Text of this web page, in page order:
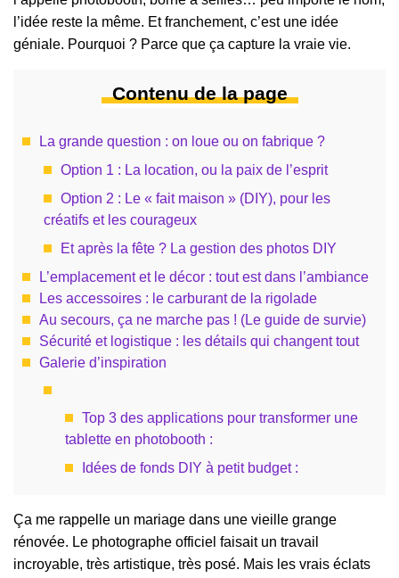
l’idée reste la même. Et franchement, c’est une idée
géniale. Pourquoi ? Parce que ça capture la vraie vie.
Contenu de la page
La grande question : on loue ou on fabrique ?
Option 1 : La location, ou la paix de l’esprit
Option 2 : Le « fait maison » (DIY), pour les
créatifs et les courageux
Et après la fête ? La gestion des photos DIY
L’emplacement et le décor : tout est dans l’ambiance
Les accessoires : le carburant de la rigolade
Au secours, ça ne marche pas ! (Le guide de survie)
Sécurité et logistique : les détails qui changent tout
Galerie d’inspiration
Top 3 des applications pour transformer une
tablette en photobooth :
Idées de fonds DIY à petit budget :
Ça me rappelle un mariage dans une vieille grange
rénovée. Le photographe officiel faisait un travail
incroyable, très artistique, très posé. Mais les vrais éclats